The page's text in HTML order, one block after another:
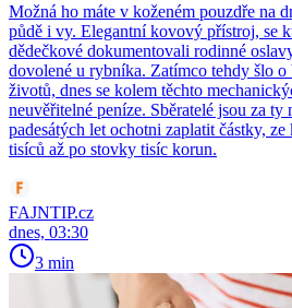
Možná ho máte v koženém pouzdře na
půdě i vy. Elegantní kovový přístroj, se
dědečkové dokumentovali rodinné
dovolené u rybníka. Zatímco tehdy šlo o
životů, dnes se kolem těchto
neuvěřitelné peníze. Sběratelé jsou za
padesátých let ochotni zaplatit částky,
tisíců až po stovky tisíc korun.
FAJNTIP.cz
dnes, 03:30
3 min